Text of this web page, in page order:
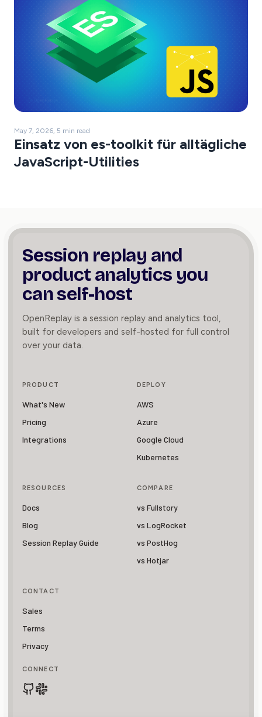
May 7, 2026, 5 min read
Einsatz von es-toolkit für alltägliche
JavaScript-Utilities
Session replay and
product analytics you
can self-host
OpenReplay is a session replay and analytics tool,
built for developers and self-hosted for full control
over your data.
PRODUCT
What's New
Pricing
Integrations
DEPLOY
AWS
Azure
Google Cloud
Kubernetes
RESOURCES
Docs
Blog
Session Replay Guide
COMPARE
vs Fullstory
vs LogRocket
vs PostHog
vs Hotjar
CONTACT
Sales
Terms
Privacy
CONNECT